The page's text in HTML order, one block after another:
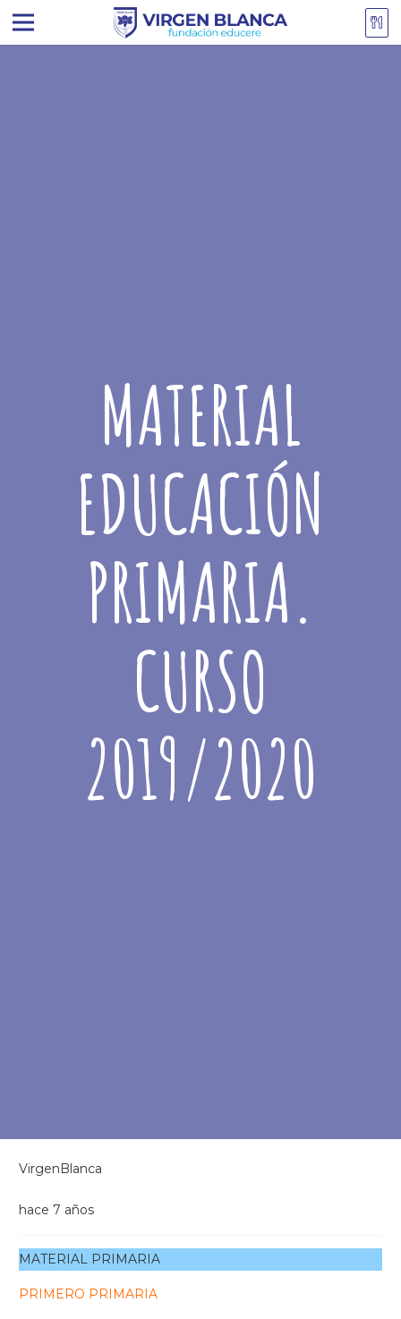
MATERIAL
EDUCACIÓN
PRIMARIA.
CURSO
2019/2020
VirgenBlanca
hace 7 años
MATERIAL PRIMARIA
PRIMERO PRIMARIA